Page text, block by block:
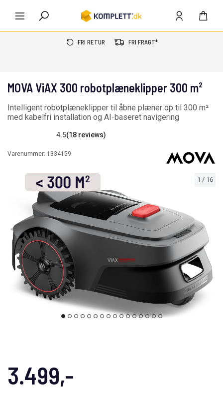
FRI RETUR FRI FRAGT*
1 / 16
MOVA ViAX 300 robotplæneklipper 300 m²
Intelligent robotplæneklipper til åbne plæner op til 300 m²
med kabelfri installation og AI-baseret navigering
4.5(18 reviews)
Varenummer: 1334159
3.499,-